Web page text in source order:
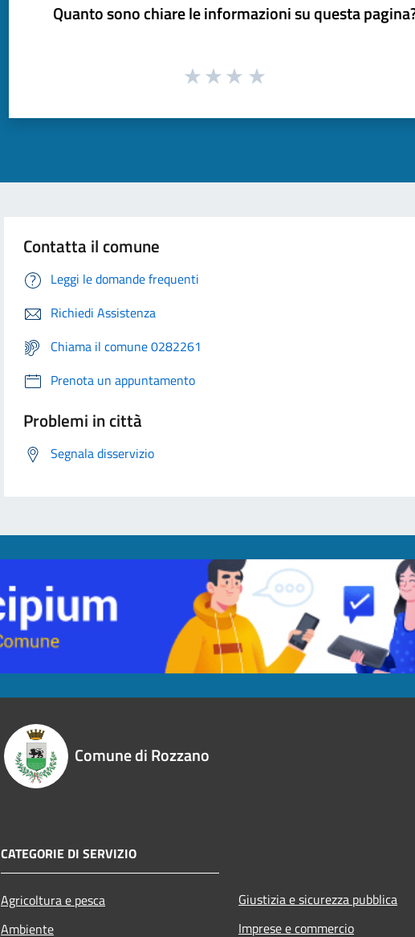
Quanto sono chiare le informazioni su questa
Contatta il comune
Leggi le domande frequenti
Richiedi Assistenza
Chiama il comune 0282261
Prenota un appuntamento
Problemi in città
Segnala disservizio
Comune di Rozzano
CATEGORIE DI SERVIZIO
Agricoltura e pesca
Ambiente
Giustizia e sicurezza pubblica
Imprese e commercio